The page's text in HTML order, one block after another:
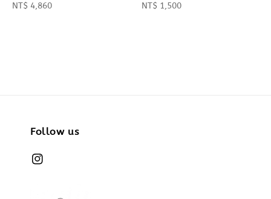
Regular
NT$ 4,860
Regular
NT$ 1,500
Follow us